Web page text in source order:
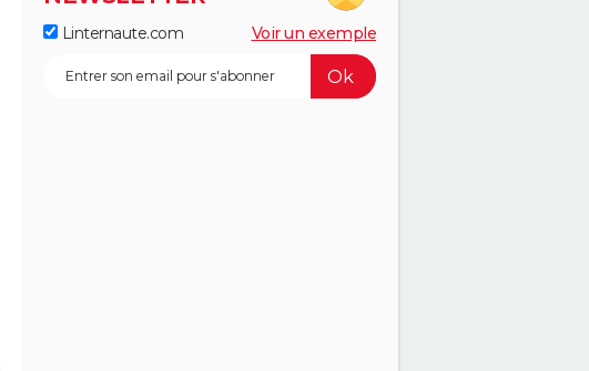
Linternaute.com Voir un exemple